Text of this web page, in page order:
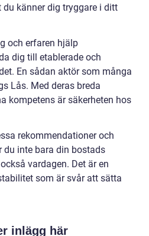
känner dig tryggare i ditt
och erfaren hjälp
dig till etablerade och
En sådan aktör som många
Lås. Med deras breda
kompetens är säkerheten hos
rekommendationer och
du inte bara din bostads
vardagen. Det är en
som är svår att sätta
inlägg här